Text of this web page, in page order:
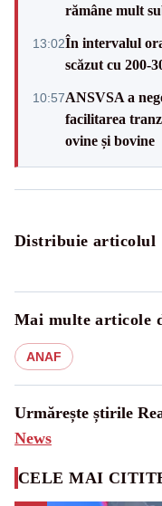
rămâne mult
13:02În intervalul
scăzut cu 200-
10:57ANSVSA a
facilitarea
ovine și bovine
Distribuie articolul
Mai multe articole
ANAF
Urmărește știrile
News
CELE MAI